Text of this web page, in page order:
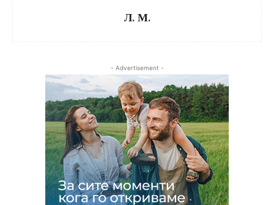
Л. М.
- Advertisement -